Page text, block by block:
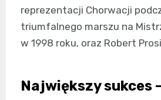
reprezentacji Chorwacji
triumfalnego marszu na
w 1998 roku, oraz Robert
Największy sukces